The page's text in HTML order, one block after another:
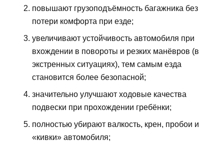
повышают грузоподъёмность багажника без
потери комфорта при езде;
увеличивают устойчивость автомобиля при
вхождении в повороты и резких манёвров (в
экстренных ситуациях), тем самым езда
становится более безопасной;
значительно улучшают ходовые качества
подвески при прохождении гребёнки;
полностью убирают валкость, крен, пробои и
«кивки» автомобиля;